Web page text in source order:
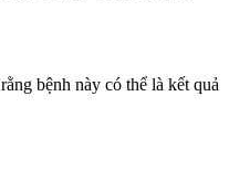
bệnh này có thể là kết quả